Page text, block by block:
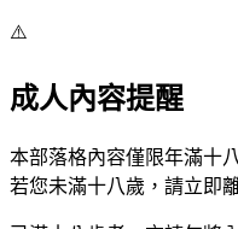
⚠️
成人內容提醒
本部落格內容僅限年滿十
若您未滿十八歲，請立即